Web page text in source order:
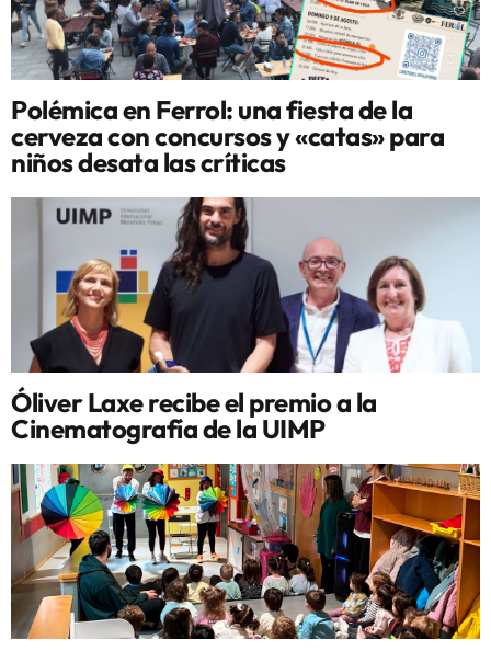
Polémica en Ferrol: una fiesta de la
cerveza con concursos y «catas» para
niños desata las críticas
Óliver Laxe recibe el premio a la
Cinematografía de la UIMP